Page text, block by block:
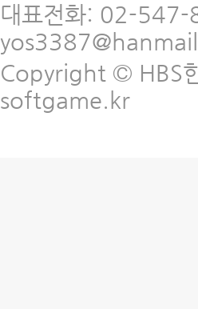
대표전화: 02-
Copyright © HBS
softgame.kr